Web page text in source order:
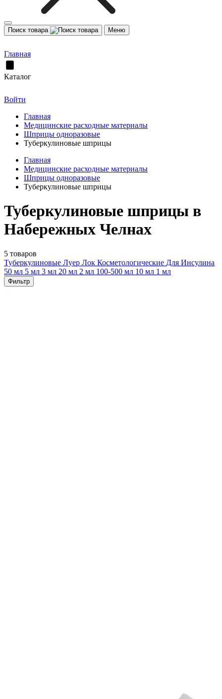
Поиск товара Меню
Главная
Каталог
Войти
Главная
Медицинские расходные материалы
Шприцы одноразовые
Туберкулиновые шприцы
Главная
Медицинские расходные материалы
Шприцы одноразовые
Туберкулиновые шприцы
Туберкулиновые шприцы в
Набережных Челнах
5 товаров
Туберкулиновые Луер Лок Косметологические Для Инсулина
50 мл 5 мл 3 мл 20 мл 2 мл 100-500 мл 10 мл 1 мл
Фильтр